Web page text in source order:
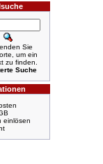
Sie
um ein
zu finden.
Suche
einlösen